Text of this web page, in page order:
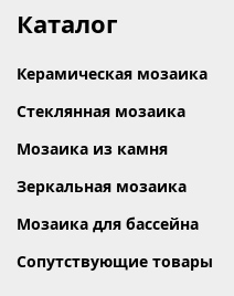
Каталог
Керамическая мозаика
Стеклянная мозаика
Мозаика из камня
Зеркальная мозаика
Мозаика для бассейна
Сопутствующие товары